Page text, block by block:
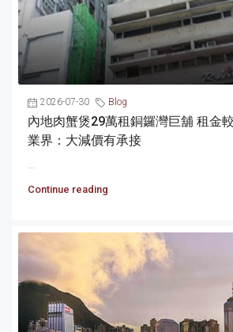
2026-07-30 Blog
內地肉蟹煲29萬租銅鑼灣巨舖 租金
業界：大減價有承接
...
Continue reading